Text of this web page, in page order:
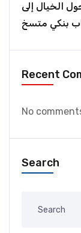
الخيال إلى
بنكي متسخ
Recent
No
Search